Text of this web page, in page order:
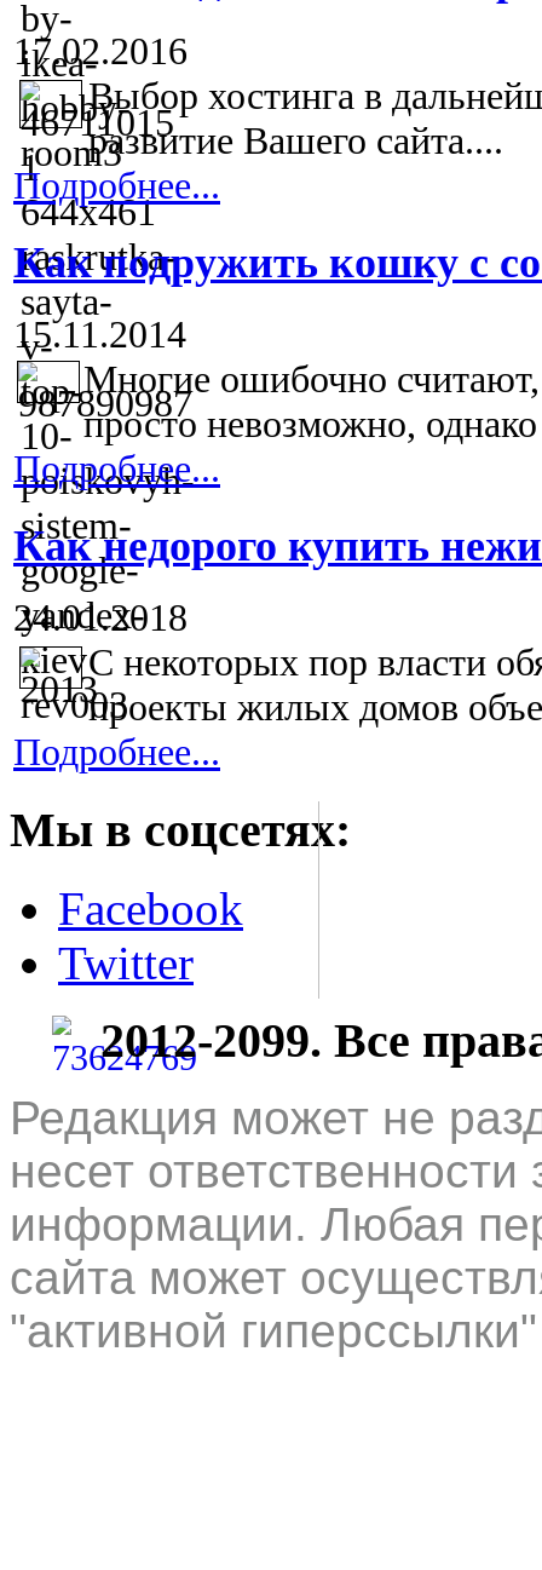
17.02.2016
Выбор хостинга в
развитие Вашего сайта....
Подробнее...
Как подружить кошку с
15.11.2014
Многие ошибочно
просто невозможно,
Подробнее...
Как недорого купить
24.01.2018
С некоторых пор власти
проекты жилых домов
Подробнее...
Мы в соцсетях:
Facebook
Twitter
2012-2099. Все
Редакция может не
несет
информации. Любая
сайта может
"активной